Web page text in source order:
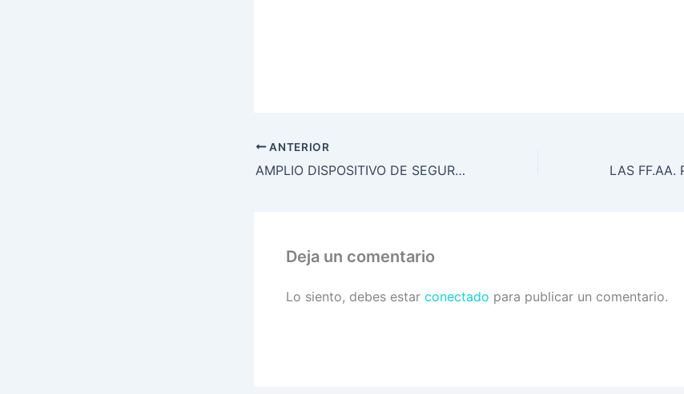
ANTERIOR
AMPLIO DISPOSITIVO DE SEGURIDAD EN TRASLADO DE REOS
Deja un comentario
Lo siento, debes estar conectado para publicar un comentario.